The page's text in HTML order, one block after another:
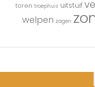
toren troephuis uitstuif
welpen zagen